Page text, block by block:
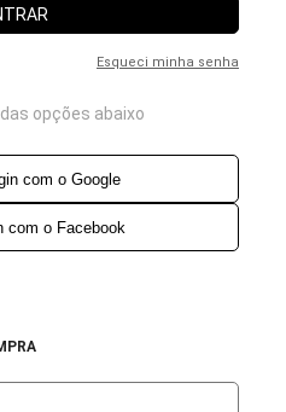
Esqueci minha senha
opções abaixo
com o Google
com o Facebook